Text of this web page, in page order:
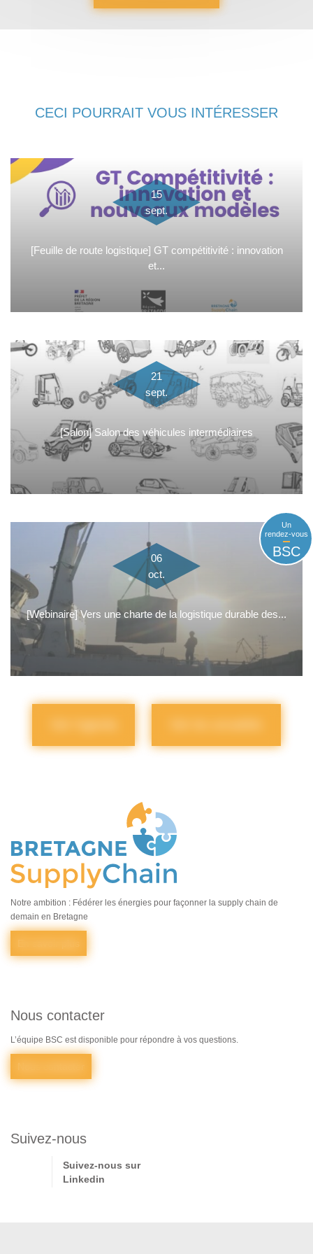
CECI POURRAIT VOUS INTÉRESSER
15
sept.
[Feuille de route logistique] GT compétitivité : innovation
et...
21
sept.
[Salon] Salon des véhicules intermédiaires
06
oct.
Un
rendez-vous
BSC
[Webinaire] Vers une charte de la logistique durable des...
Notre ambition : Fédérer les énergies pour façonner la supply chain de
demain en Bretagne
Nous contacter
L’équipe BSC est disponible pour répondre à vos questions.
Suivez-nous
Suivez-nous sur
Linkedin